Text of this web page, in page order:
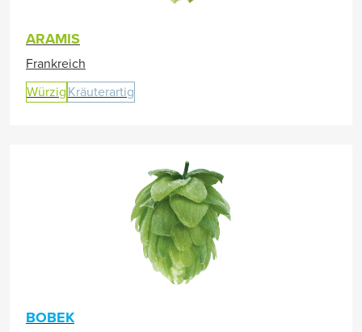
ARAMIS
Frankreich
Würzig Kräuterartig
BOBEK